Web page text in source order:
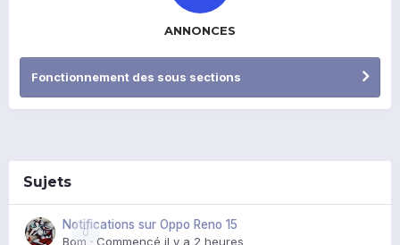
ANNONCES
Fonctionnement des sous sections
Sujets
0
Notifications sur Oppo Reno 15
Bom · Commencé il y a 2 heures